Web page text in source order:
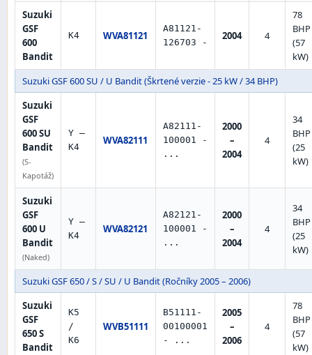
Suzuki
GSF
600
Bandit
K4 WVA81121
A81121-
126703 -
2004 4
78
BHP
(57
kW)
Suzuki GSF 600 SU / U Bandit (Škrtené verzie - 25 kW / 34 BHP)
Suzuki
GSF
600 SU
Bandit
(S-
Kapotáž)
Y –
K4
WVA82111
A82111-
100001 -
...
2000
–
2004
4
34
BHP
(25
kW)
Suzuki
GSF
600 U
Bandit
(Naked)
Y –
K4
WVA82121
A82121-
100001 -
...
2000
–
2004
4
34
BHP
(25
kW)
Suzuki GSF 650 / S / SU / U Bandit (Ročníky 2005 – 2006)
Suzuki
GSF
650 S
Bandit
K5
/
K6
WVB51111
B51111-
00100001
- ...
2005
–
2006
4
78
BHP
(57
kW)